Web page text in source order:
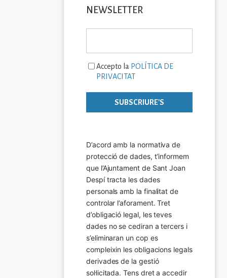
NEWSLETTER
Accepto la POLÍTICA DE
PRIVACITAT
D’acord amb la normativa de
protecció de dades, t’informem
que l’Ajuntament de Sant Joan
Despí tracta les dades
personals amb la finalitat de
controlar l’aforament. Tret
d’obligació legal, les teves
dades no se cediran a tercers i
s’eliminaran un cop es
compleixin les obligacions legals
derivades de la gestió
sol·licitada. Tens dret a accedir